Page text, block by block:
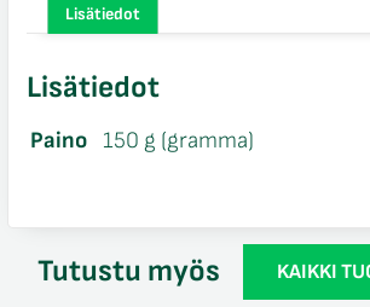
Lisätiedot
Lisätiedot
Paino 150 g (gramma)
Tutustu myös KAIKKI